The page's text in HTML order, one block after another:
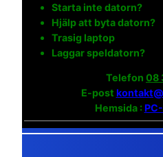
Starta inte datorn?
Hjälp att byta datorn?
Trasig laptop
Laggar speldatorn?
Telefon 08
E-post
Hemsida :